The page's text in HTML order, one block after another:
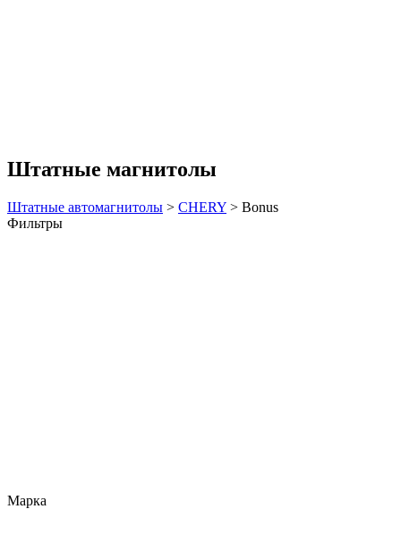
Штатные магнитолы
Штатные автомагнитолы > CHERY > Bonus
Фильтры
Марка